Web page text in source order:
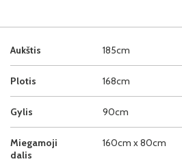
Aukštis 185cm
Plotis 168cm
Gylis 90cm
Miegamoji
dalis
160cm x 80cm